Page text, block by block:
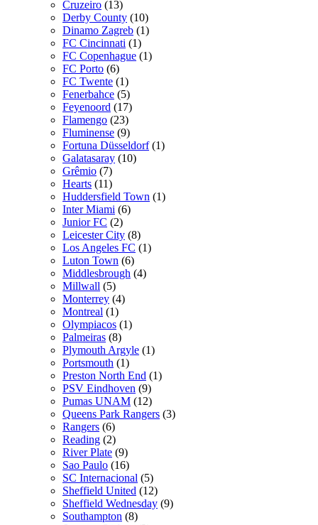
Cruzeiro (13)
Derby County (10)
Dinamo Zagreb (1)
FC Cincinnati (1)
FC Copenhague (1)
FC Porto (6)
FC Twente (1)
Fenerbahce (5)
Feyenoord (17)
Flamengo (23)
Fluminense (9)
Fortuna Düsseldorf (1)
Galatasaray (10)
Grêmio (7)
Hearts (11)
Huddersfield Town (1)
Inter Miami (6)
Junior FC (2)
Leicester City (8)
Los Angeles FC (1)
Luton Town (6)
Middlesbrough (4)
Millwall (5)
Monterrey (4)
Montreal (1)
Olympiacos (1)
Palmeiras (8)
Plymouth Argyle (1)
Portsmouth (1)
Preston North End (1)
PSV Eindhoven (9)
Pumas UNAM (12)
Queens Park Rangers (3)
Rangers (6)
Reading (2)
River Plate (9)
Sao Paulo (16)
SC Internacional (5)
Sheffield United (12)
Sheffield Wednesday (9)
Southampton (8)